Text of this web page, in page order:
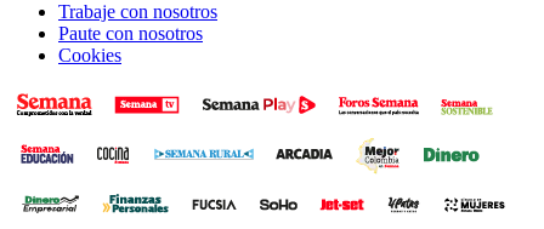
Trabaje con nosotros
Paute con nosotros
Cookies